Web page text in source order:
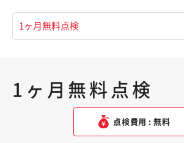
1ヶ月無料点検
点検費用 : 無料